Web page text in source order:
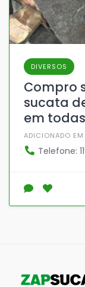
DIVERSOS
Compro
sucata
em
ADICIONADO
Telefone: